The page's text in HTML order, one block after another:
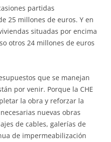
partidas
25 millones de euros. Y en
situadas por encima
otros 24 millones de euros
que se manejan
por venir. Porque la CHE
la obra y reforzar la
nuevas obras
de cables, galerías de
de impermeabilización